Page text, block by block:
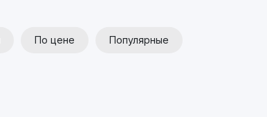
По цене Популярные